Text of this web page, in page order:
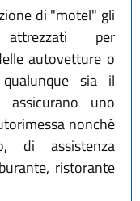
di "motel" gli
attrezzati per
autovetture o
sia il
assicurano uno
nonché
di assistenza
ristorante